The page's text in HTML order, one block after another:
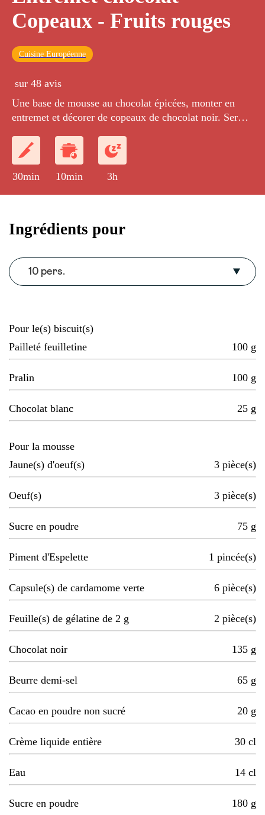
Copeaux - Fruits rouges
Cuisine Européenne
sur 48 avis
Une base de mousse au chocolat épicées, monter en
entremet et décorer de copeaux de chocolat noir. Servie
30min 10min 3h
Ingrédients pour
10 pers.
Pour le(s) biscuit(s)
Pailleté feuilletine
100 g
Pralin 100 g
Chocolat blanc 25 g
Pour la mousse
Jaune(s) d'oeuf(s)
3 pièce(s)
Oeuf(s) 3 pièce(s)
Sucre en poudre 75 g
Piment d'Espelette 1 pincée(s)
Capsule(s) de cardamome verte 6 pièce(s)
Feuille(s) de gélatine de 2 g 2 pièce(s)
Chocolat noir 135 g
Beurre demi-sel 65 g
Cacao en poudre non sucré 20 g
Crème liquide entière 30 cl
Eau 14 cl
Sucre en poudre 180 g